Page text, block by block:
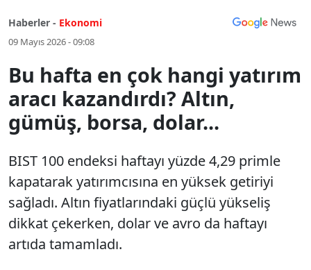
Haberler - Ekonomi
09 Mayıs 2026 - 09:08
Bu hafta en çok hangi yatırım
aracı kazandırdı? Altın,
gümüş, borsa, dolar...
BIST 100 endeksi haftayı yüzde 4,29 primle
kapatarak yatırımcısına en yüksek getiriyi
sağladı. Altın fiyatlarındaki güçlü yükseliş
dikkat çekerken, dolar ve avro da haftayı
artıda tamamladı.